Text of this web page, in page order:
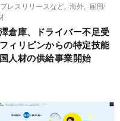
プレスリリースなど
海外
雇用/
倉庫、ドライバー不足受
ィリピンからの特定技能
人材の供給事業開始